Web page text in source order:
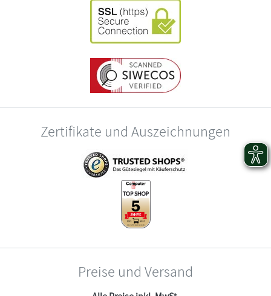
Zertifikate und Auszeichnungen
Preise und Versand